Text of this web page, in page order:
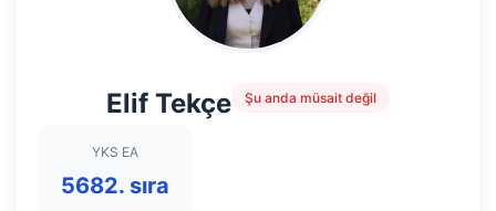
Elif Tekçe Şu anda müsait değil
YKS EA
5682. sıra